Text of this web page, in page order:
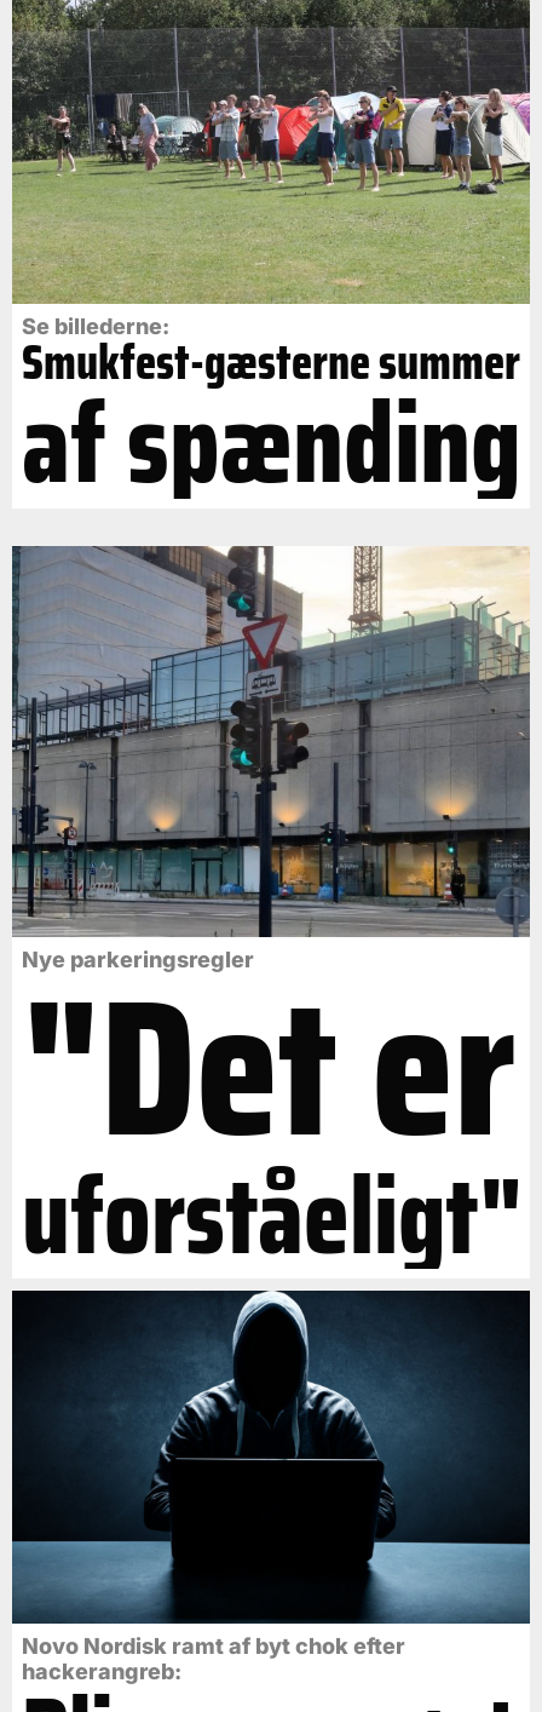
Se billederne:
Smukfest-gæsterne summer
af spænding
Nye parkeringsregler
"Det er
uforståeligt"
Novo Nordisk ramt af byt chok efter
hackerangreb: